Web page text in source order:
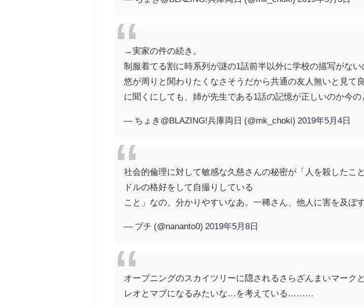
→実家の件の続き。
制服着てる割に時系列が謎の1話前半以外に学校の描写がない
悠が周りと関わりたくなさそうだから共通の友人無いと見
に聞くにしても、姉が先生である1話の記憶が正しいのか今の
— ちょき@BLAZING!兵庫両日 (@mk_choki) 2019年5月4日
社会的倫理に対して敏感な久慈さんの秘密が「人を殺したこ
ドルの格好をして自撮りしている
こと」なの、分かりやすいなあ。一稀さん、他人に害を及ぼ
— ブチ (@nananto0) 2019年5月8日
オープニングのスカイツリーに隠されるさらざんまいマー
レオとマブになるみたいな…を考えている………